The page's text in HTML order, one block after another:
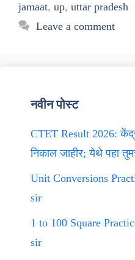
jamaat, up, uttar pradesh
Leave a comment
नवीन पोस्ट
CTET Result 2026:
निकाल जाहीर; येथे पहा
Unit Conversions
sir
1 to 100 Square
sir